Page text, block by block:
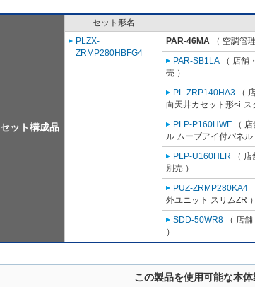
セット構成品
セット形名
PLZX-
ZRMP280HBFG4
PAR-46MA （ 空調管
PAR-SB1LA （ 店舗
売 ）
PL-ZRP140HA3 （
向天井カセット形<i-ス
PLP-P160HWF （
ル ムーブアイ付パネル
PLP-U160HLR （
別売 ）
PUZ-ZRMP280KA4
外ユニット スリムZR ）
SDD-50WR8 （ 店
）
この製品を使用可能な本体